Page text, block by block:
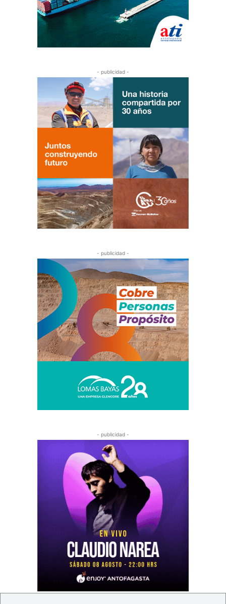
- publicidad -
- publicidad -
- publicidad -